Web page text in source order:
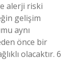
alerji riski
gelişim
aynı
önce bir
olacaktır. 6